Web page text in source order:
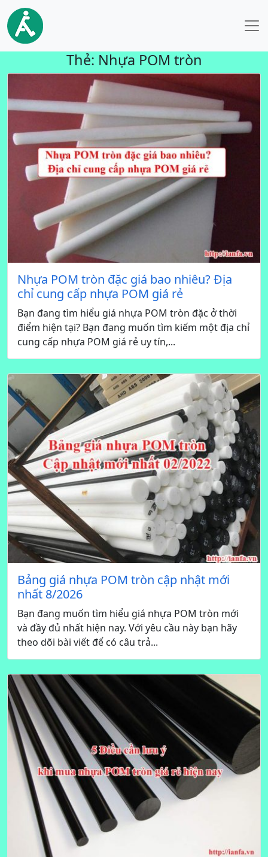
Thẻ: Nhựa POM tròn
Nhựa POM tròn đặc giá bao nhiêu? Địa
chỉ cung cấp nhựa POM giá rẻ
Bạn đang tìm hiểu giá nhựa POM tròn đặc ở thời
điểm hiện tại? Bạn đang muốn tìm kiếm một địa chỉ
cung cấp nhựa POM giá rẻ uy tín,...
Bảng giá nhựa POM tròn cập nhật mới
nhất 8/2026
Bạn đang muốn tìm hiểu giá nhựa POM tròn mới
và đầy đủ nhất hiện nay. Với yêu cầu này bạn hãy
theo dõi bài viết để có câu trả...